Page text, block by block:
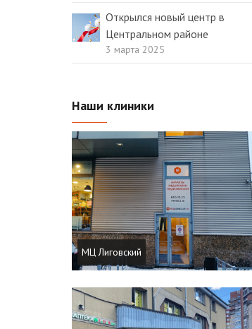
Открылся новый центр в
Центральном районе
3 марта 2025
Наши клиники
МЦ Лиговский